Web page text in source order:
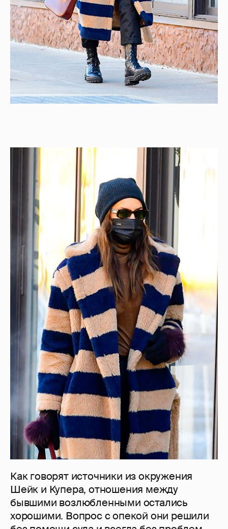
Как говорят источники из окружения
Шейк и Купера, отношения между
бывшими возлюбленными остались
хорошими. Вопрос с опекой они решили